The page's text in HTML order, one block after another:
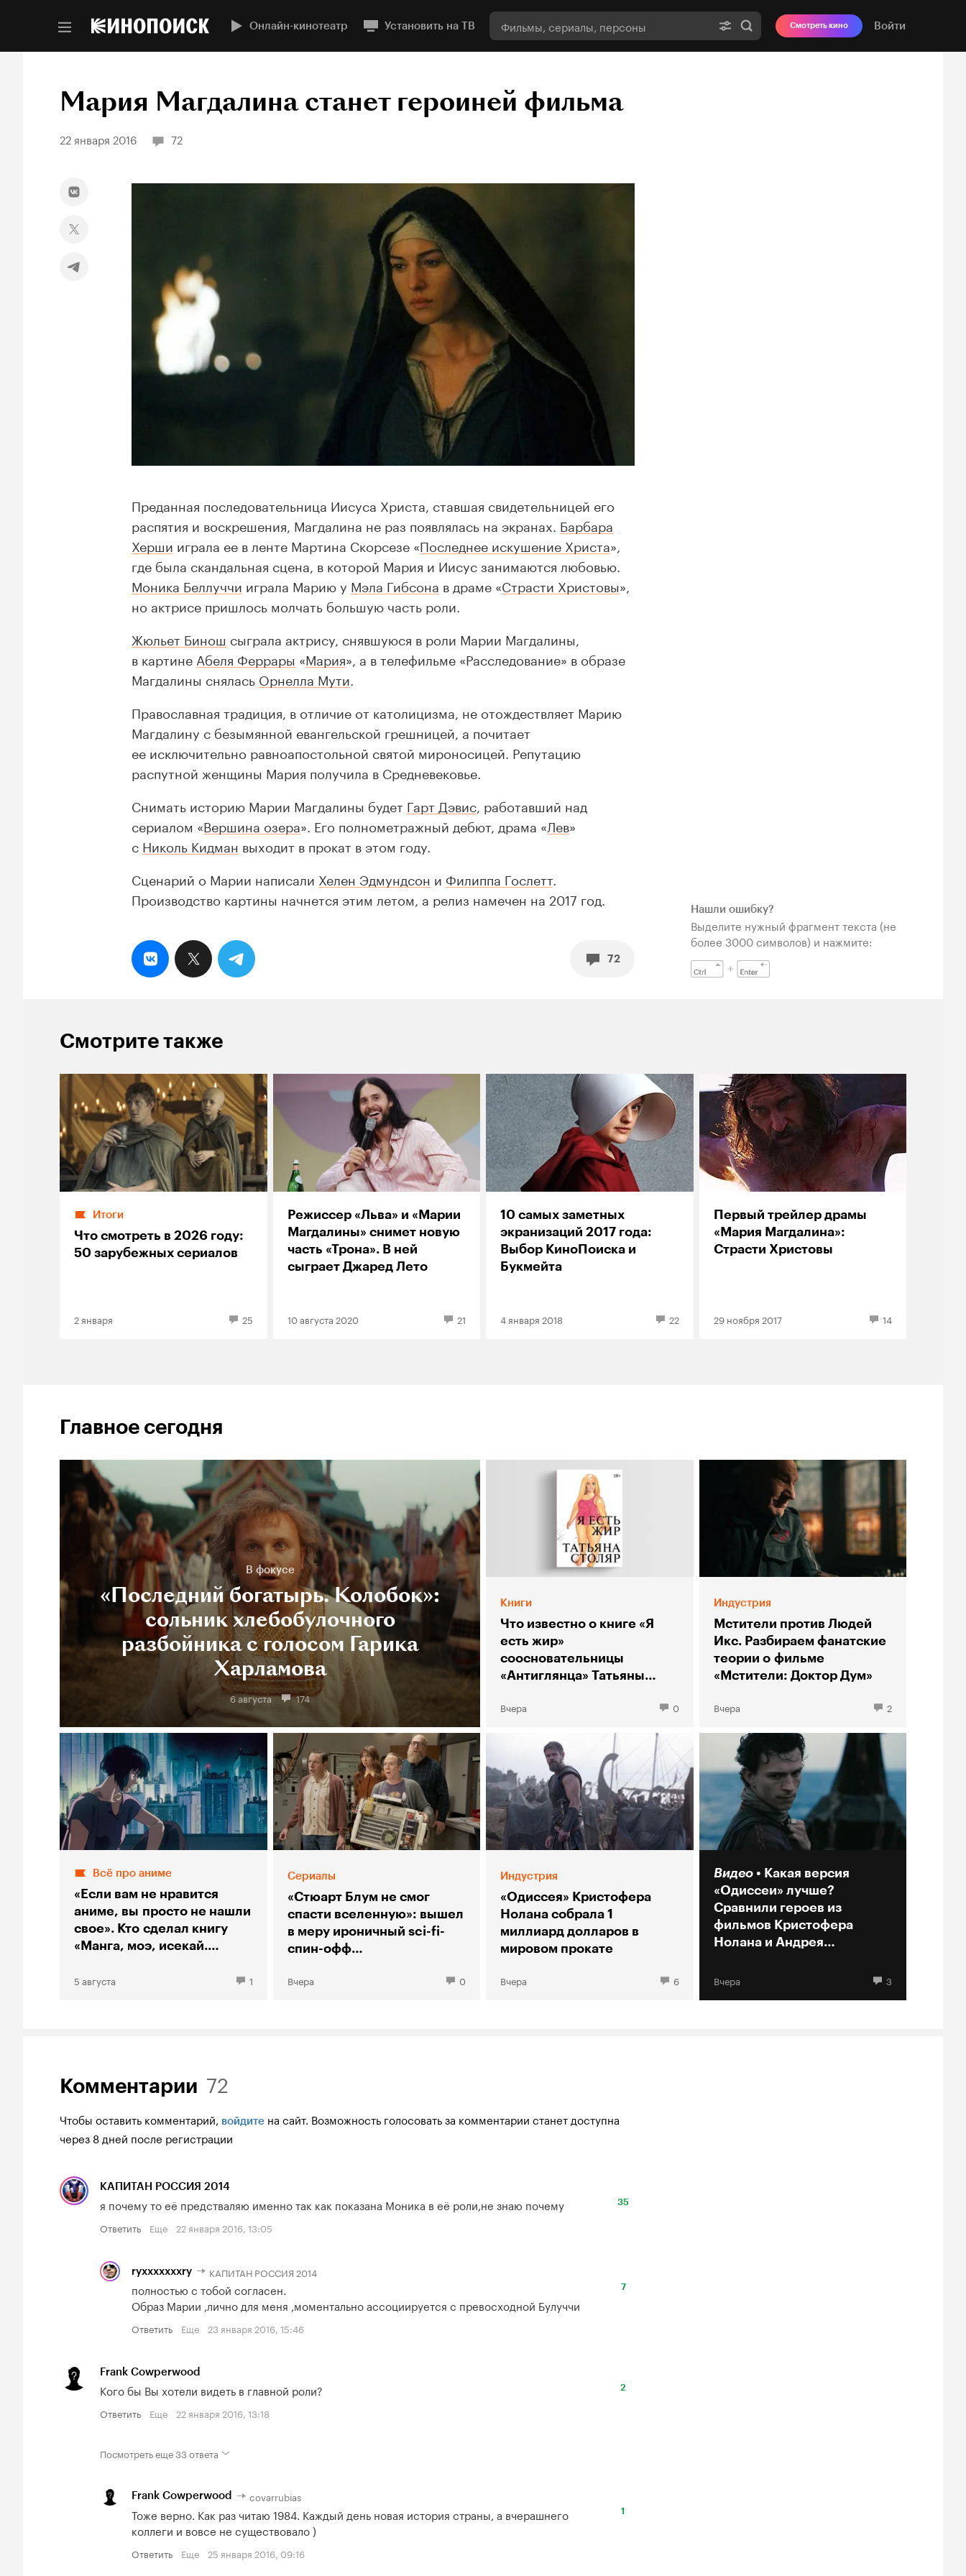
Онлайн-кинотеатр Установить на ТВ Смотреть кино Войти
Мария Магдалина станет героиней фильма
22 января 2016 72
Преданная последовательница Иисуса Христа, ставшая свидетельницей его
распятия и воскрешения, Магдалина не раз появлялась на экранах. Барбара
Херши играла ее в ленте Мартина Скорсезе «Последнее искушение Христа»,
где была скандальная сцена, в которой Мария и Иисус занимаются любовью.
Моника Беллуччи играла Марию у Мэла Гибсона в драме «Страсти Христовы»,
но актрисе пришлось молчать большую часть роли.
Жюльет Бинош сыграла актрису, снявшуюся в роли Марии Магдалины,
в картине Абеля Феррары «Мария», а в телефильме «Расследование» в образе
Магдалины снялась Орнелла Мути
Православная традиция, в отличие от католицизма, не отождествляет Марию
Магдалину с безымянной евангельской грешницей, а почитает
ее исключительно равноапостольной святой мироносицей. Репутацию
распутной женщины Мария получила в Средневековье.
Снимать историю Марии Магдалины будет Гарт Дэвис , работавший над
сериалом «Вершина озера». Его полнометражный дебют, драма «Лев»
с Николь Кидман выходит в прокат в этом году.
Сценарий о Марии написали Хелен Эдмундсон и Филиппа Гослетт.
Производство картины начнется этим летом, а релиз намечен на 2017 год.
72
Нашли ошибку?
Выделите нужный фрагмент текста (не
более 3000 символов) и нажмите:
Смотрите также
Итоги
Что смотреть в 2026 году:
50 зарубежных сериалов
2 января 25
Режиссер «Льва» и «Марии
Магдалины» снимет новую
часть «Трона». В ней
сыграет Джаред Лето
10 августа 2020 21
10 самых заметных
экранизаций 2017 года:
Выбор КиноПоиска и
Букмейта
4 января 2018 22
Первый трейлер драмы
«Мария Магдалина»:
Страсти Христовы
29 ноября 2017 14
Главное сегодня
В фокусе
«Последний богатырь. Колобок»:
сольник хлебобулочного
разбойника с голосом Гарика
Харламова
6 августа 174
Книги
Что известно о книге «Я
есть жир»
соосновательницы
«Антиглянца» Татьяны
Вчера 0
Индустрия
Мстители против Людей
Икс. Разбираем фанатские
теории о фильме
«Мстители: Доктор Дум»
Вчера 2
Всё про аниме
«Если вам не нравится
аниме, вы просто не нашли
свое». Кто сделал книгу
«Манга, моэ, исекай.
5 августа 1
Сериалы
«Стюарт Блум не смог
спасти вселенную»: вышел
в меру ироничный sci-fi-
спин-офф
Вчера 0
Индустрия
«Одиссея» Кристофера
Нолана собрала 1
миллиард долларов в
мировом прокате
Вчера 6
Видео
Какая версия
«Одиссеи» лучше?
Сравнили героев из
фильмов Кристофера
Нолана и Андрея
Вчера 3
Комментарии 72
Чтобы оставить комментарий, войдите на сайт. Возможность голосовать за комментарии станет доступна
через 8 дней после регистрации
КАПИТАН РОССИЯ 2014
я почему то её предстваляю именно так как показана Моника в её роли,не знаю почему
Ответить Еще 22 января 2016, 13:05
35
ryxxxxxxxry КАПИТАН РОССИЯ 2014
полностью с тобой согласен.
Образ Марии ,лично для меня ,моментально ассоциируется с превосходной Булуччи
Ответить Еще 23 января 2016, 15:46
7
Frank Cowperwood
Кого бы Вы хотели видеть в главной роли?
Ответить Еще 22 января 2016, 13:18
2
Посмотреть еще33 ответа
Frank Cowperwood covarrubias
Тоже верно. Как раз читаю 1984. Каждый день новая история страны, а вчерашнего
коллеги и вовсе не существовало )
Ответить Еще 25 января 2016, 09:16
1